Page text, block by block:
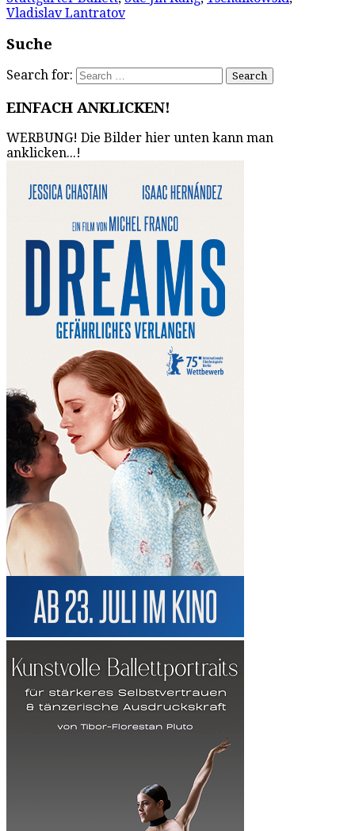
Vladislav Lantratov
Suche
Search for:
EINFACH ANKLICKEN!
WERBUNG! Die Bilder hier unten kann man
anklicken...!